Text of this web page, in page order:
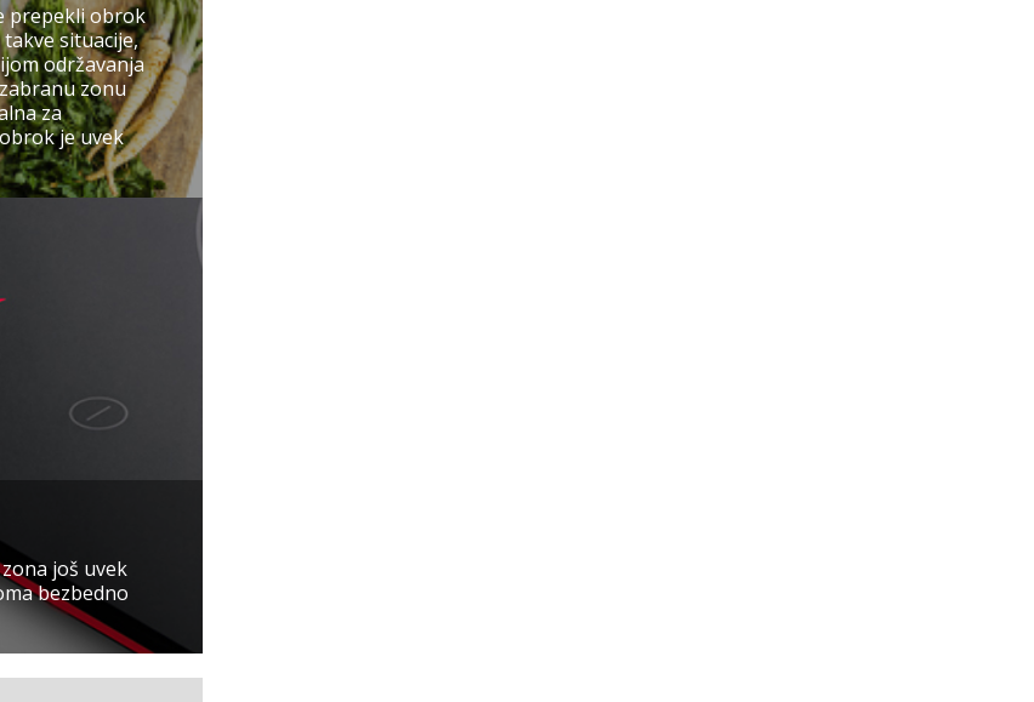
prepekli obrok
situacije,
održavanja
zonu
za
je uvek
još uvek
bezbedno